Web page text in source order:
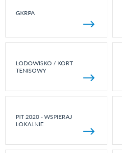
GKRPA
LODOWISKO / KORT
TENISOWY
PIT 2020 - WSPIERAJ
LOKALNIE